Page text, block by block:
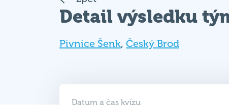
Pivnice Šenk
09. 06. 2025 (PO)
19:00